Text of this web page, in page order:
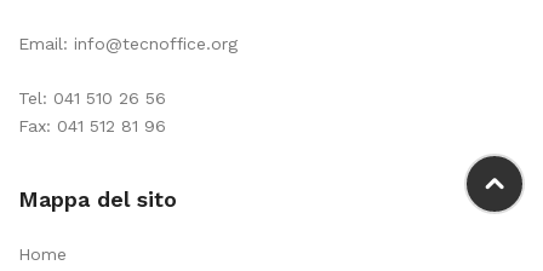
Email: info@tecnoffice.org
Tel: 041 510 26 56
Fax: 041 512 81 96
Mappa del sito
Home